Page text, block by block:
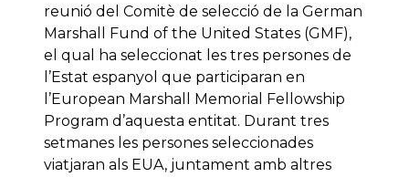
reunió del Comitè de selecció de la German
Marshall Fund of the United States (GMF),
el qual ha seleccionat les tres persones de
l’Estat espanyol que participaran en
l’European Marshall Memorial Fellowship
Program d’aquesta entitat. Durant tres
setmanes les persones seleccionades
viatjaran als EUA, juntament amb altres